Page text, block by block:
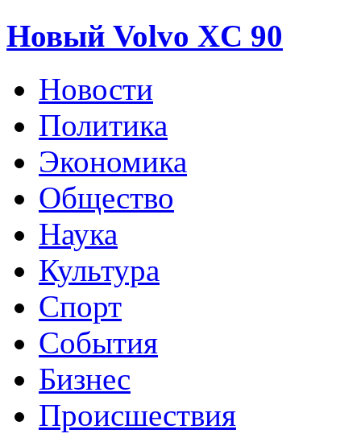
Новый Volvo XC 90
Новости
Политика
Экономика
Общество
Наука
Культура
Спорт
События
Бизнес
Происшествия